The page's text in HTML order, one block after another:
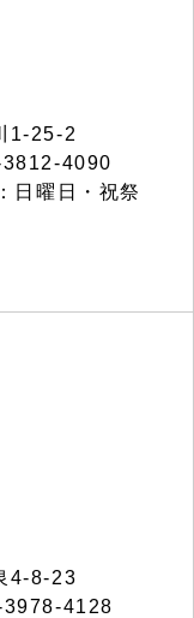
1-25-2
4090
日曜日・祝祭
4-8-23
4128